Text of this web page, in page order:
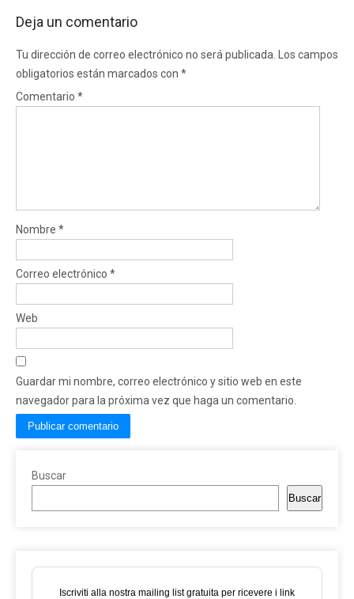
Deja un comentario
Tu dirección de correo electrónico no será publicada.
Los campos
obligatorios están marcados con *
Comentario *
Nombre *
Correo electrónico *
Web
Guardar mi nombre, correo electrónico y sitio web en este
navegador para la próxima vez que haga un comentario.
Buscar
Buscar
Iscriviti alla nostra mailing list gratuita per ricevere i link